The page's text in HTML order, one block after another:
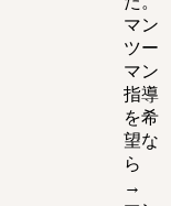
マン
ツー
マン
指導
を希
望な
ら
→